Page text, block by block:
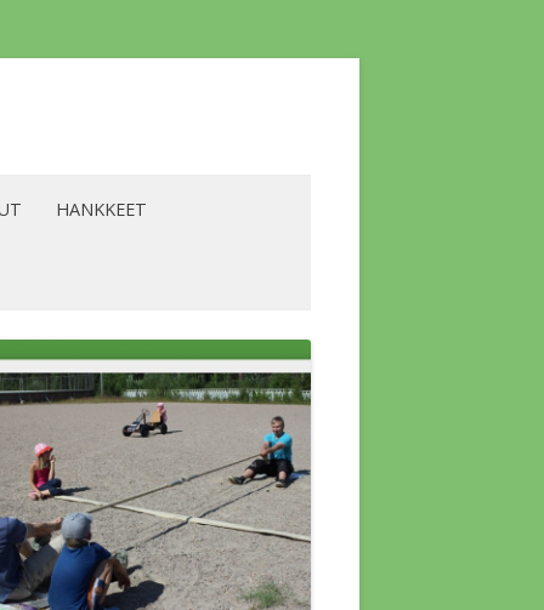
KOLMIO
YLÄKERRAN
HANKKEET
LIKILIIKUNTA -HANKE
LÄMPÖHANKE
VESISTÖHANKE